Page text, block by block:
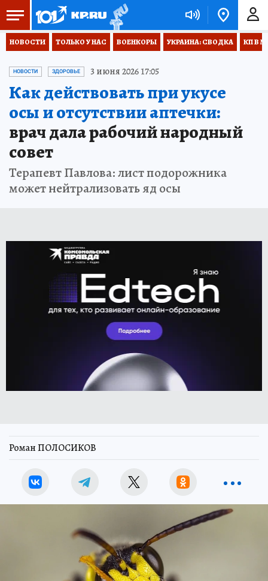
НОВОСТИ ТОЛЬКО У НАС ВОЕНКОРЫ УКРАИНА: СВОДКА КП В
НОВОСТИ ЗДОРОВЬЕ 3 июня 2026 17:05
Как действовать при укусе
осы и отсутствии аптечки:
врач дала рабочий народный
совет
Терапевт Павлова: лист подорожника
может нейтрализовать яд осы
Роман ПОЛОСИКОВ